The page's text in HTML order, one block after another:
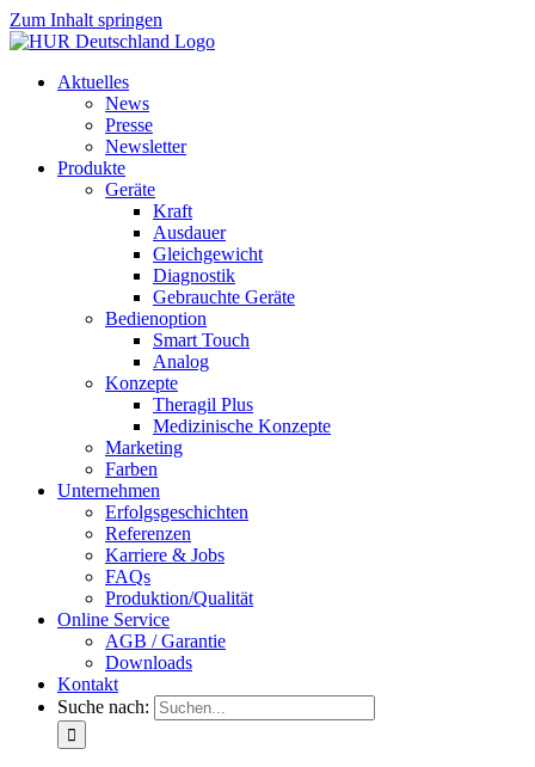
Zum Inhalt springen
Aktuelles
News
Presse
Newsletter
Produkte
Geräte
Kraft
Ausdauer
Gleichgewicht
Diagnostik
Gebrauchte Geräte
Bedienoption
Smart Touch
Analog
Konzepte
Theragil Plus
Medizinische Konzepte
Marketing
Farben
Unternehmen
Erfolgsgeschichten
Referenzen
Karriere & Jobs
FAQs
Produktion/Qualität
Online Service
AGB / Garantie
Downloads
Kontakt
Suche nach: